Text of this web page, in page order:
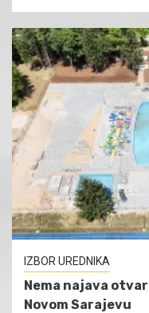
IZBOR UREDNIKA
Nema najava
Novom Sarajevu